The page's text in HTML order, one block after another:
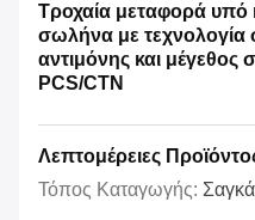
Τροχαία μεταφορά υπό
σωλήνα με τεχνολογία
αντιμόνης και μέγεθος
PCS/CTN
Λεπτομέρειες
Τόπος Καταγωγής: